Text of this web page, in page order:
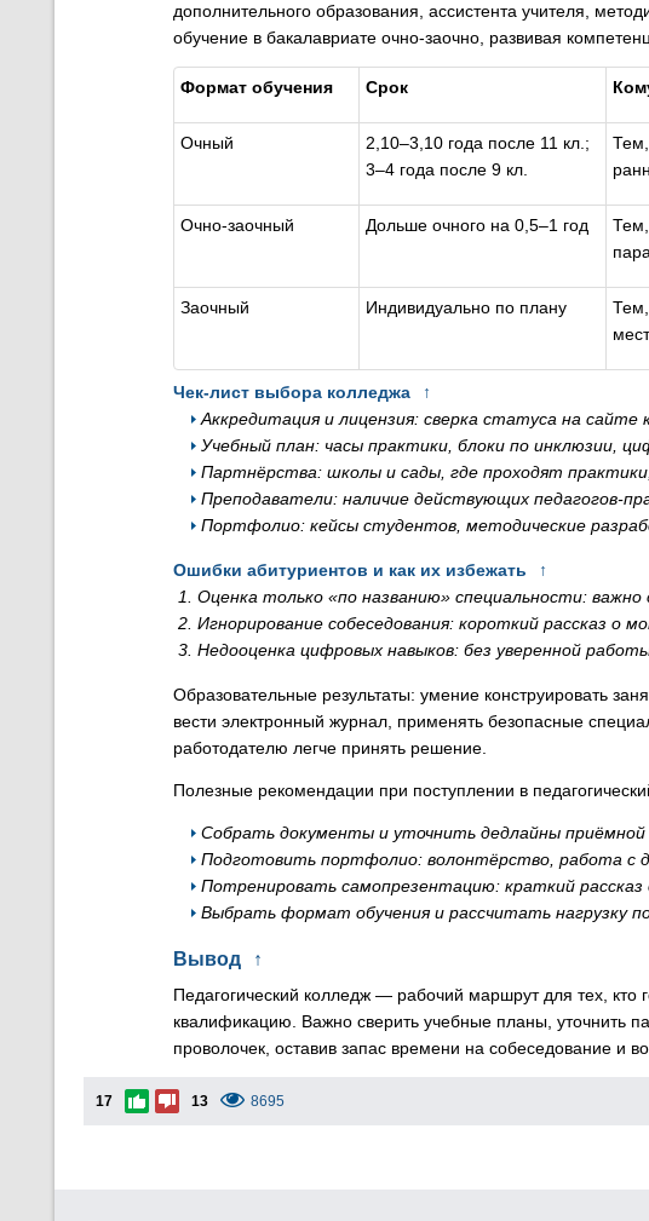
дополнительного образования, ассистента учителя,
обучение в бакалавриате очно-заочно, развивая
Формат обучения Срок
Очный
2,10–3,10 года после 11 кл.;
3–4 года после 9 кл.
Тем,
Очно-заочный Дольше очного на 0,5–1 год
Тем,
Заочный Индивидуально по плану
Тем,
Чек-лист выбора колледжа
↑
Аккредитация и лицензия: сверка статуса на сайте
Учебный план: часы практики, блоки по инклюзии,
Партнёрства: школы и сады, где проходят
Преподаватели: наличие действующих педагогов-
Портфолио: кейсы студентов, методические
Ошибки абитуриентов и как их избежать
↑
Оценка только «по названию» специальности:
Игнорирование собеседования: короткий рассказ
Недооценка цифровых навыков: без уверенной
Образовательные результаты: умение конструировать
вести электронный журнал, применять безопасные
работодателю легче принять решение.
Полезные рекомендации при поступлении в
Собрать документы и уточнить дедлайны приёмной
Подготовить портфолио: волонтёрство, работа с
Потренировать самопрезентацию: краткий рассказ
Выбрать формат обучения и рассчитать нагрузку
Вывод ↑
Педагогический колледж — рабочий маршрут для тех, кто
квалификацию. Важно сверить учебные планы, уточнить
проволочек, оставив запас времени на собеседование и
17 13 8695